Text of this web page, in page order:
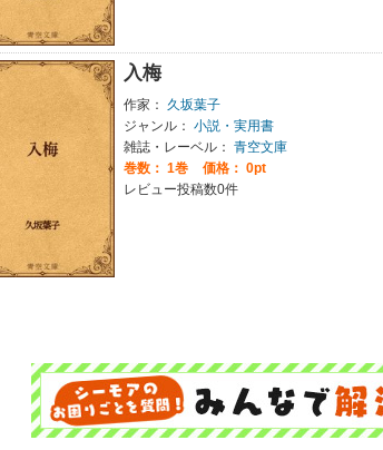
入梅
作家：
久坂葉子
ジャンル： 小説・実用書
雑誌・レーベル： 青空文庫
巻数： 1巻
価格： 0pt
レビュー投稿数0件